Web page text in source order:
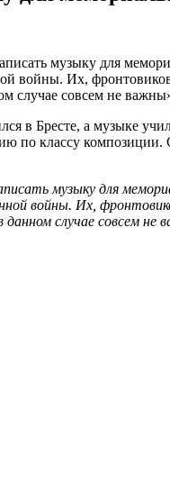
музыку для
Их,
случае совсем не
в Бресте, а музыке
классу композиции.
музыку для
войны. Их,
случае совсем не